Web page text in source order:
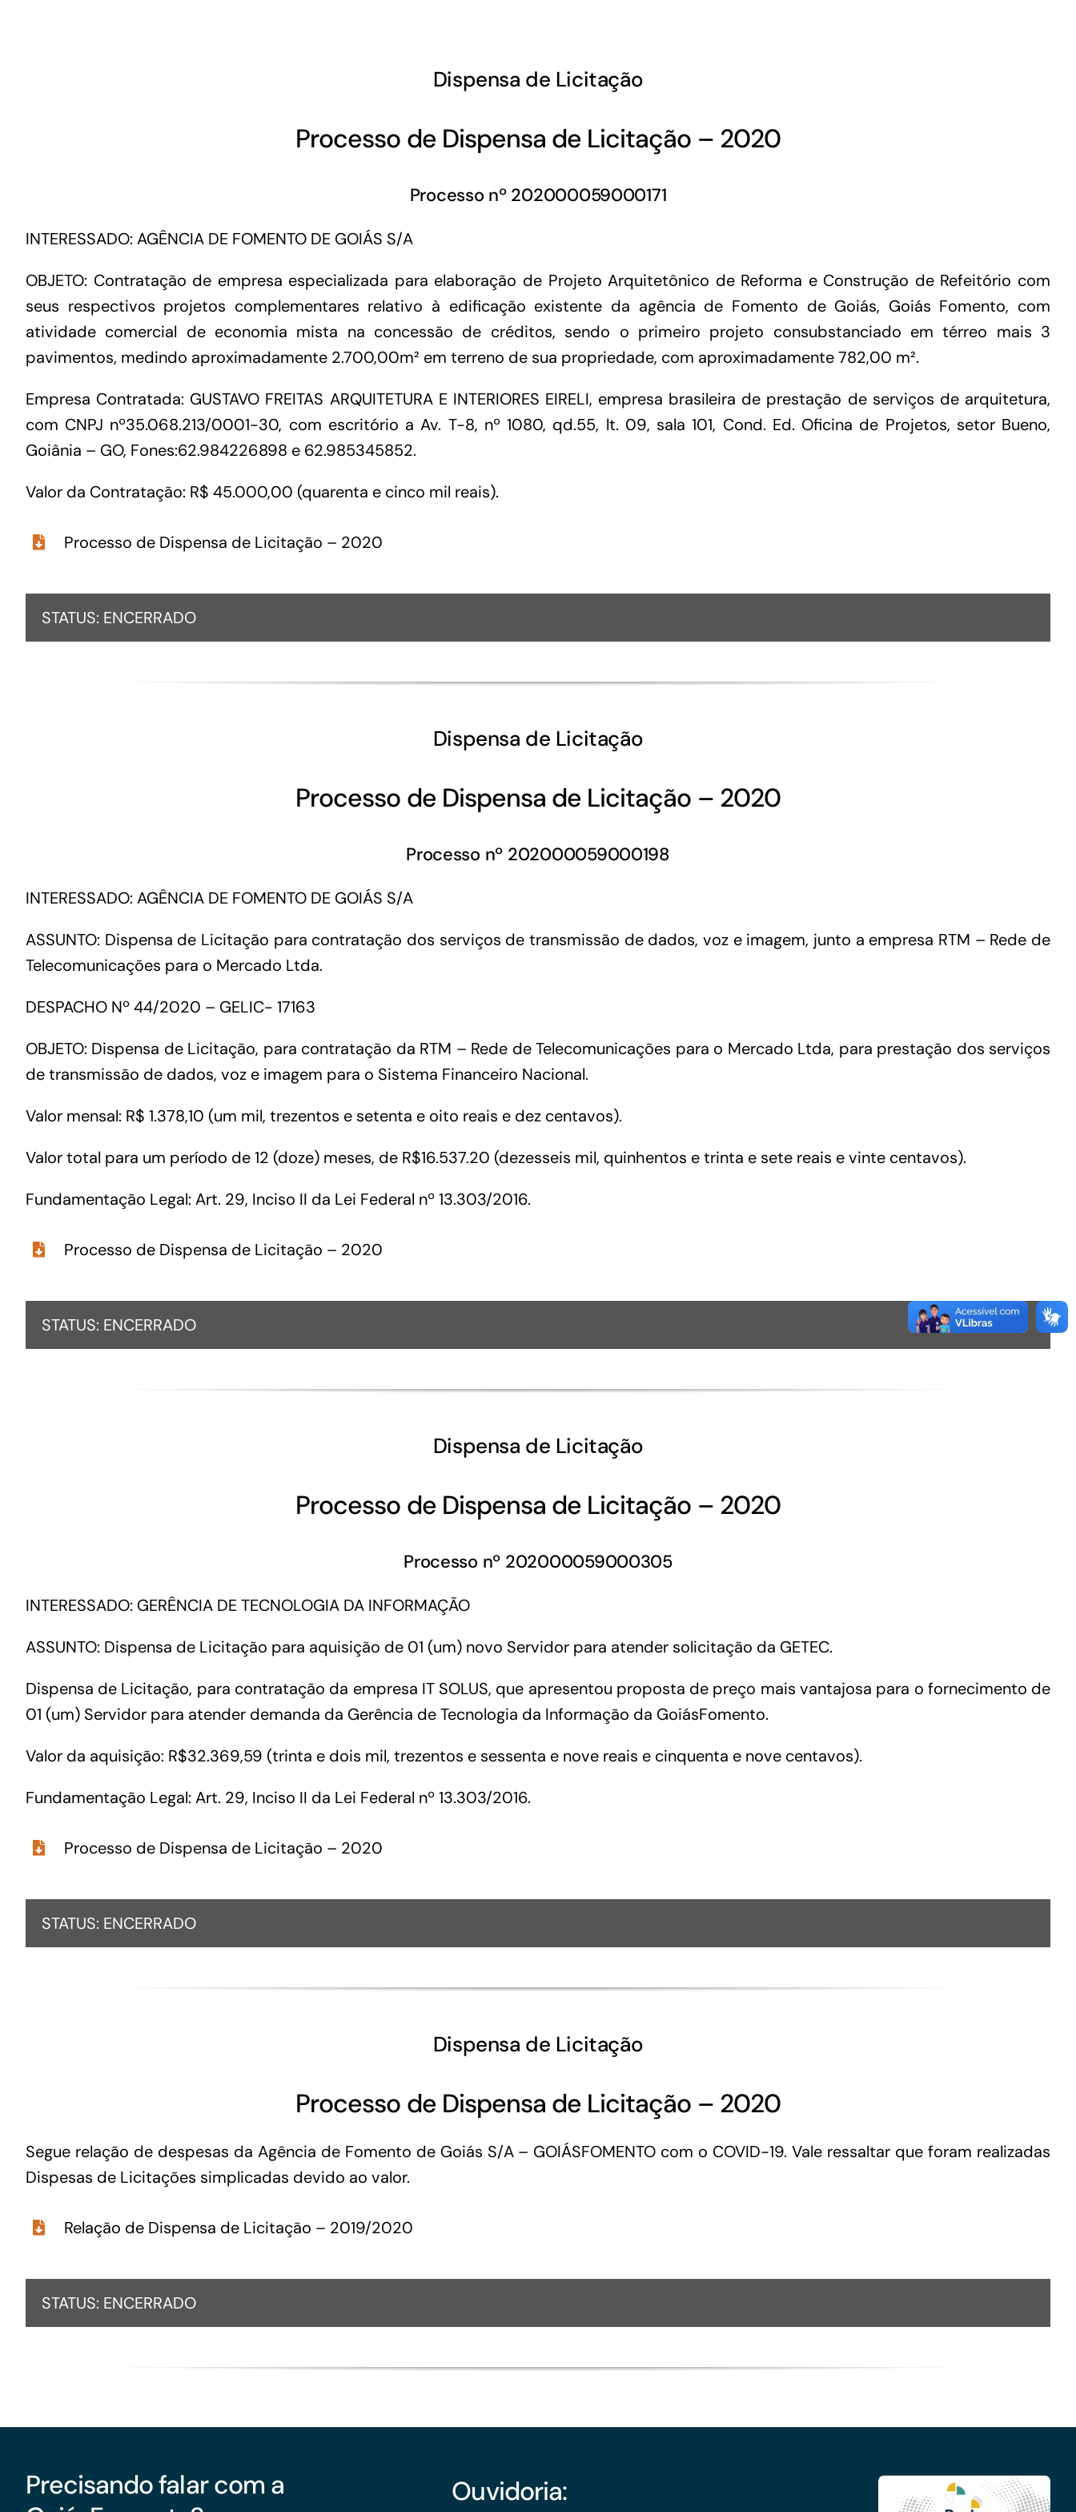
realizar obras, dentre outros serviços
Turismo
turismo
Repasse
Finep, FCO
Todas Linhas de Crédito
GoiásFomento
Dispensa de Licitação
Processo de Dispensa de Licitação – 2020
Processo nº 202000059000171
INTERESSADO: AGÊNCIA DE FOMENTO DE GOIÁS S/A
OBJETO: Contratação de empresa especializada para elaboração de Projeto Arquitetônico de Reforma e Construção de Refeitório com
seus respectivos projetos complementares relativo à edificação existente da agência de Fomento de Goiás, Goiás Fomento, com
atividade comercial de economia mista na concessão de créditos, sendo o primeiro projeto consubstanciado em térreo mais 3
pavimentos, medindo aproximadamente 2.700,00m² em terreno de sua propriedade, com aproximadamente 782,00 m².
Empresa Contratada: GUSTAVO FREITAS ARQUITETURA E INTERIORES EIRELI, empresa brasileira de prestação de serviços de arquitetura,
com CNPJ nº35.068.213/0001-30, com escritório a Av. T-8, nº 1080, qd.55, lt. 09, sala 101, Cond. Ed. Oficina de Projetos, setor Bueno,
Goiânia – GO, Fones:62.984226898 e 62.985345852.
Valor da Contratação: R$ 45.000,00 (quarenta e cinco mil reais).
Processo de Dispensa de Licitação – 2020
STATUS: ENCERRADO
Dispensa de Licitação
Processo de Dispensa de Licitação – 2020
Processo nº 202000059000198
INTERESSADO: AGÊNCIA DE FOMENTO DE GOIÁS S/A
ASSUNTO: Dispensa de Licitação para contratação dos serviços de transmissão de dados, voz e imagem, junto a empresa RTM – Rede de
Telecomunicações para o Mercado Ltda.
DESPACHO Nº 44/2020 – GELIC- 17163
OBJETO: Dispensa de Licitação, para contratação da RTM – Rede de Telecomunicações para o Mercado Ltda, para prestação dos serviços
de transmissão de dados, voz e imagem para o Sistema Financeiro Nacional.
Valor mensal: R$ 1.378,10 (um mil, trezentos e setenta e oito reais e dez centavos).
Valor total para um período de 12 (doze) meses, de R$16.537.20 (dezesseis mil, quinhentos e trinta e sete reais e vinte centavos).
Fundamentação Legal: Art. 29, Inciso II da Lei Federal nº 13.303/2016.
Processo de Dispensa de Licitação – 2020
STATUS: ENCERRADO
Dispensa de Licitação
Processo de Dispensa de Licitação – 2020
Processo nº 202000059000305
INTERESSADO: GERÊNCIA DE TECNOLOGIA DA INFORMAÇÃO
ASSUNTO: Dispensa de Licitação para aquisição de 01 (um) novo Servidor para atender solicitação da GETEC.
Dispensa de Licitação, para contratação da empresa IT SOLUS, que apresentou proposta de preço mais vantajosa para o fornecimento de
01 (um) Servidor para atender demanda da Gerência de Tecnologia da Informação da GoiásFomento.
Valor da aquisição: R$32.369,59 (trinta e dois mil, trezentos e sessenta e nove reais e cinquenta e nove centavos).
Fundamentação Legal: Art. 29, Inciso II da Lei Federal nº 13.303/2016.
Processo de Dispensa de Licitação – 2020
STATUS: ENCERRADO
Dispensa de Licitação
Processo de Dispensa de Licitação – 2020
Segue relação de despesas da Agência de Fomento de Goiás S/A – GOIÁSFOMENTO com o COVID-19. Vale ressaltar que foram realizadas
Dispesas de Licitações simplicadas devido ao valor.
Relação de Dispensa de Licitação – 2019/2020
STATUS: ENCERRADO
Precisando falar com a
Ouvidoria: